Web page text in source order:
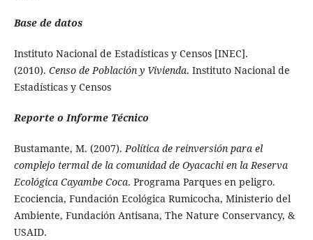
Base de datos
Instituto Nacional de Estadísticas y Censos [INEC].
(2010). Censo de Población y Vivienda. Instituto Nacional de
Estadísticas y Censos
Reporte o Informe Técnico
Bustamante, M. (2007).Política de reinversión para el
complejo termal de la comunidad de Oyacachi en la Reserva
Ecológica Cayambe Coca. Programa Parques en peligro.
Ecociencia, Fundación Ecológica Rumicocha, Ministerio del
Ambiente, Fundación Antisana, The Nature Conservancy, &
USAID.